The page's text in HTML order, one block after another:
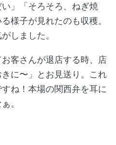
い」「そろそろ、ねぎ焼
様子が見れたのも収穫。
しました。
客さんが退店する時、店
に〜」とお見送り。これ
ね！本場の関西弁を耳に
。